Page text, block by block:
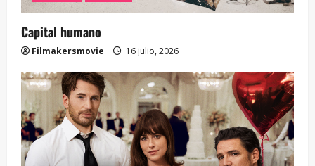
Capital humano
Filmakersmovie 16 julio, 2026